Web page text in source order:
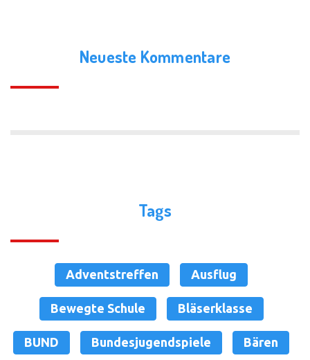
Neueste Kommentare
Tags
Adventstreffen Ausflug
Bewegte Schule Bläserklasse
BUND Bundesjugendspiele Bären